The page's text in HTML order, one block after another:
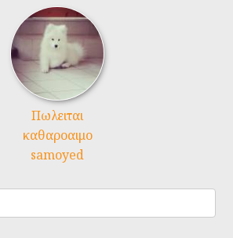
Πωλειται
καθαροαιμο
samoyed